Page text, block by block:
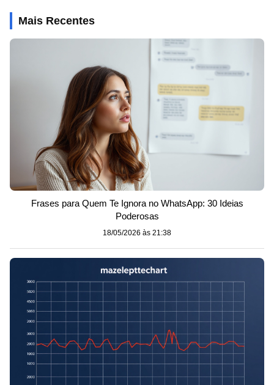
Mais Recentes
Frases para Quem Te Ignora no WhatsApp: 30 Ideias
Poderosas
18/05/2026 às 21:38